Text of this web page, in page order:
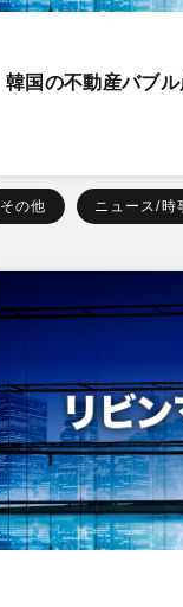
韓国の不動産バブ
その他 ニュース/時